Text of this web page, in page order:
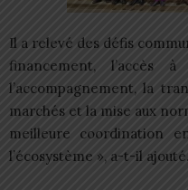
Il a relevé des défis
financement, l’accès
l’accompagnement, la
marchés et la mise aux
meilleure coordination
l’écosystème », a-t-il ajouté.